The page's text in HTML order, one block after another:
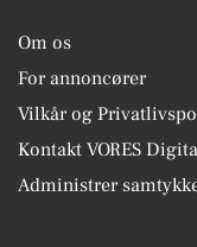
Om os
For annoncører
Vilkår og
Kontakt VORES
Administrer